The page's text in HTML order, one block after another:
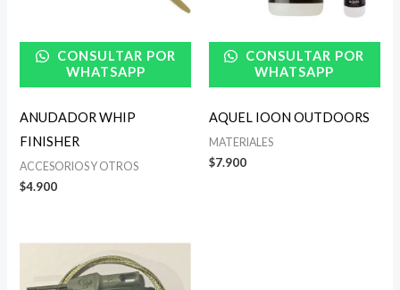
CONSULTAR POR
WHATSAPP
ANUDADOR WHIP
FINISHER
ACCESORIOS Y OTROS
$4.900
CONSULTAR POR
WHATSAPP
AQUEL IOON OUTDOORS
MATERIALES
$7.900